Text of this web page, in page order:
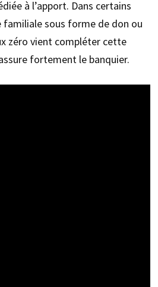
à l’apport. Dans certains
familiale sous forme de don ou
zéro vient compléter cette
fortement le banquier.